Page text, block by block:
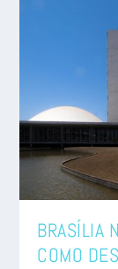
BRASÍLIA
COMO